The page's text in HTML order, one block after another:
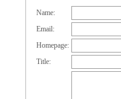
Name:
Email:
Homepage:
Title: